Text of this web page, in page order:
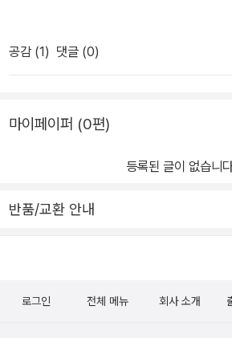
에 직접적으로 관여하는 판타지스러운?전설
무는 움직이지도 않고 인간들의 삶에관여하
대로 그자리에...<천년수>는 전작들과는 너
있었죠) 완전히 웃음기를쏙 빼버렸네요. 웃
이랄까요. 가슴 시린 애절함도 있습니다.읽
짐작케 합니다. 거의 모든 단편이 비극을 주
인간, 자신의 인생에 대해 분노하는 인간, 부
그래서일까요? 작가는 단편이지만 단편이
공감 (1) 댓글 (0)
마이페이퍼 (0편)
등록된 글이 없습니
반품/교환 안내
로그인 전체 메뉴 회사 소개